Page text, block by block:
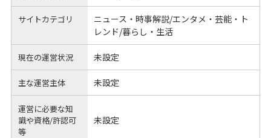
サイトカテゴリ
ニュース・時事解説/エンタメ・芸能・ト
レンド/暮らし・生活
現在の運営状況 未設定
主な運営主体 未設定
運営に必要な知
識や資格/許認可
等
未設定